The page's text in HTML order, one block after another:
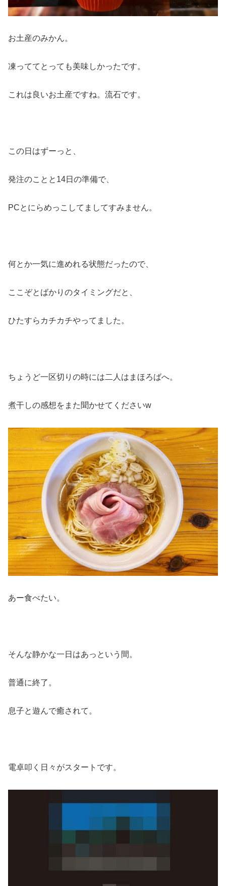
お土産のみかん。
凍っててとっても美味しかったです。
これは良いお土産ですね。流石です。
この日はずーっと、
発注のことと14日の準備で、
PCとにらめっこしてましてすみません。
何とか一気に進めれる状態だったので、
ここぞとばかりのタイミングだと、
ひたすらカチカチやってました。
ちょうど一区切りの時には二人はまほろばへ。
煮干しの感想をまた聞かせてくださいw
あー食べたい。
そんな静かな一日はあっという間。
普通に終了。
息子と遊んで癒されて。
電卓叩く日々がスタートです。